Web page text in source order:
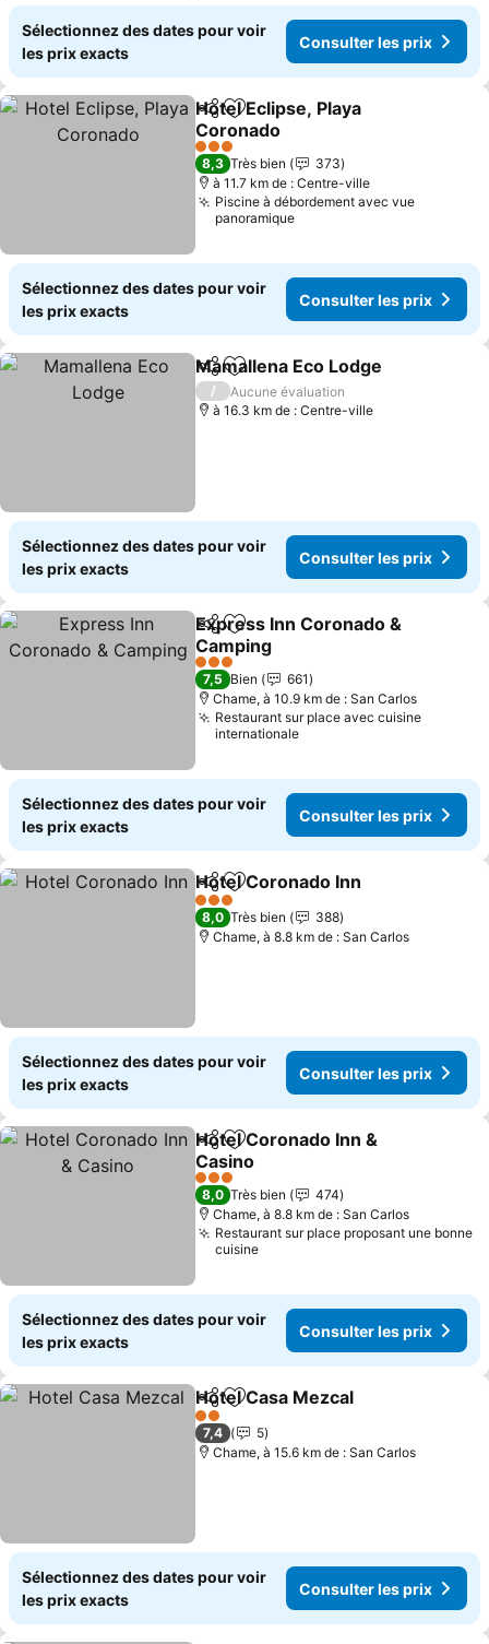
Sélectionnez des dates pour voir
les prix exacts
Consulter les prix
PartagerAjouter à mes favoris
Hotel Eclipse, Playa
Coronado
3 Étoiles
8,3 Très bien
373
à 11.7 km de : Centre-ville
Piscine à débordement avec vue
panoramique
Sélectionnez des dates pour voir
les prix exacts
Consulter les prix
PartagerAjouter à mes favoris
Mamallena Eco Lodge
/
Aucune évaluation
à 16.3 km de : Centre-ville
Sélectionnez des dates pour voir
les prix exacts
Consulter les prix
PartagerAjouter à mes favoris
Express Inn Coronado &
Camping
3 Étoiles
7,5 Bien
661
Chame, à 10.9 km de : San Carlos
Restaurant sur place avec cuisine
internationale
Sélectionnez des dates pour voir
les prix exacts
Consulter les prix
PartagerAjouter à mes favoris
Hotel Coronado Inn
3 Étoiles
8,0 Très bien
388
Chame, à 8.8 km de : San Carlos
Sélectionnez des dates pour voir
les prix exacts
Consulter les prix
PartagerAjouter à mes favoris
Hotel Coronado Inn &
Casino
3 Étoiles
8,0 Très bien
474
Chame, à 8.8 km de : San Carlos
Restaurant sur place proposant une bonne
cuisine
Sélectionnez des dates pour voir
les prix exacts
Consulter les prix
PartagerAjouter à mes favoris
Hotel Casa Mezcal
2 Étoiles
7,4
5
Chame, à 15.6 km de : San Carlos
Sélectionnez des dates pour voir
les prix exacts
Consulter les prix